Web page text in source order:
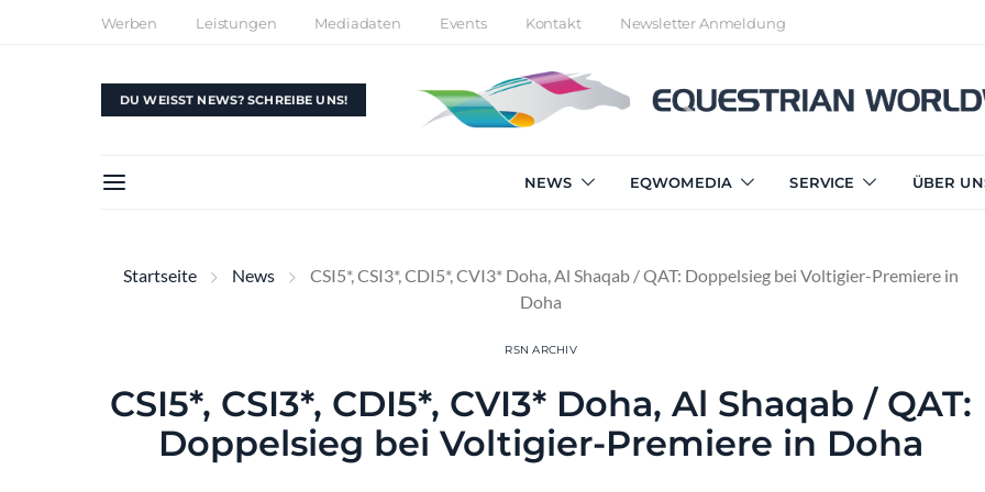
Werben Leistungen Mediadaten Events Kontakt Newsletter Anmeldung
DU WEISST NEWS? SCHREIBE UNS!
NEWS EQWOMEDIA SERVICE ÜBER
Startseite News
CSI5*, CSI3*, CDI5*, CVI3* Doha, Al Shaqab / QAT: Doppelsieg bei Voltigier-Premiere in
Doha
RSN ARCHIV
CSI5*, CSI3*, CDI5*, CVI3* Doha, Al Shaqab / QAT:
Doppelsieg bei Voltigier-Premiere in Doha